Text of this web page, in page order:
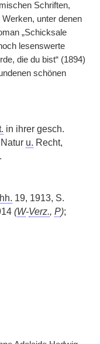
Schriften,
unter denen
„Schicksale
lesenswerte
die du bist“ (1894)
schönen
in ihrer gesch.
u. Recht,
19, 1913, S.
(W-Verz., P);